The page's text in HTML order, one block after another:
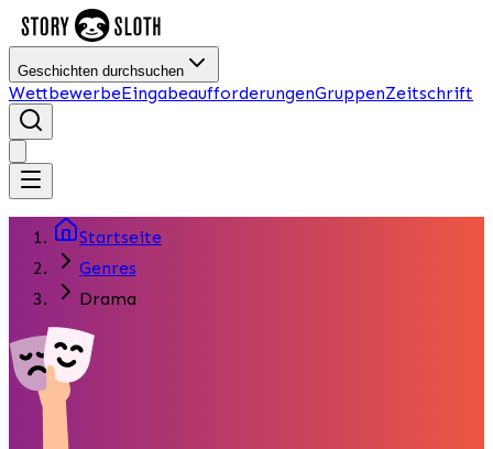
Geschichten durchsuchen
WettbewerbeEingabeaufforderungenGruppenZeitschrift
Startseite
Genres
Drama